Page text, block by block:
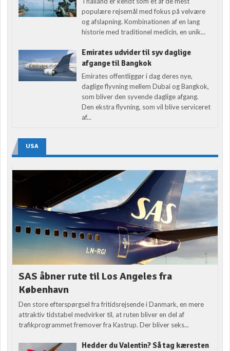
populære rejsemål med fokus på velvære
og afslapning. Kombinationen af en lang
historie med traditionel medicin, en unik...
Emirates udvider til syv daglige
afgange til Bangkok
Emirates offentliggør i dag deres nye,
daglige flyvning mellem Dubai og Bangkok,
som bliver den syvende daglige afgang.
Den ekstra flyvning, som vil blive serviceret
af...
USA
SAS åbner rute til Los Angeles fra
København
Den store efterspørgsel fra fritidsrejsende i Danmark, en mere
attraktiv tidstabel medvirker til, at ruten bliver en del af
trafikprogrammet fremover fra Kastrup. Der bliver seks...
Hedder du Valentin? Så tag kæresten